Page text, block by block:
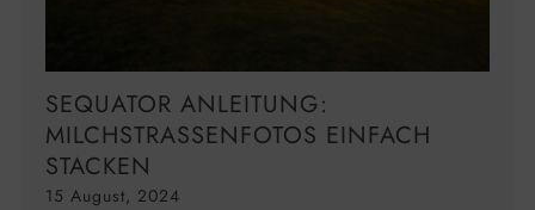
SEQUATOR ANLEITUNG:
MILCHSTRASSENFOTOS EINFACH S
TACKEN
15 August, 2024